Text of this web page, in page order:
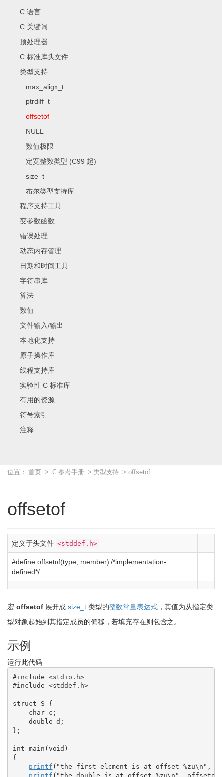
C 语言
C 关键词
预处理器
C 标准库头文件
类型支持
max_align_t
ptrdiff_t
offsetof
NULL
数值极限
定宽整数类型 (C99 起)
size_t
布尔类型支持库
程序支持工具
变参数函数
错误处理
动态内存管理
日期和时间工具
字符串库
算法
数值
文件输入/输出
本地化支持
原子操作库
线程支持库
实验性 C 标准库
有用的资源
符号索引
注释
位置： 首页 > C 参考手册 > 类型支持 > offsetof
offsetof
定义于头文件 <stddef.h>
#define offsetof(type, member) /*implementation-
defined*/
宏 offsetof 展开成 size_t 类型的整数常量表达式 ，其值为从指定类
型对象起始到其指定成员的偏移，若填充存在则包含之。
示例
运行此代码
#include <stdio.h>
#include <stddef.h>
struct S {
char c ;
double d ;
} ;
int main (void )
{
printf ( "the first element is at offset %zu\n " ,
printf ( "the double is at offset %zu\n " , offsetof